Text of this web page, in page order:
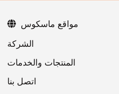
اتصل بنا
مواقع ماسكوس